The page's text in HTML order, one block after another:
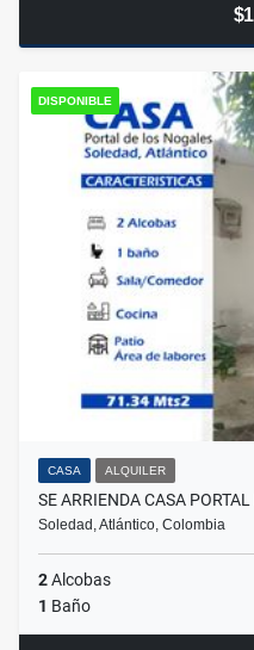
DISPONIBLE
CASA ALQUILER
SE ARRIENDA CASA
Soledad, Atlántico, Colombia
2Alcobas
1 Baño